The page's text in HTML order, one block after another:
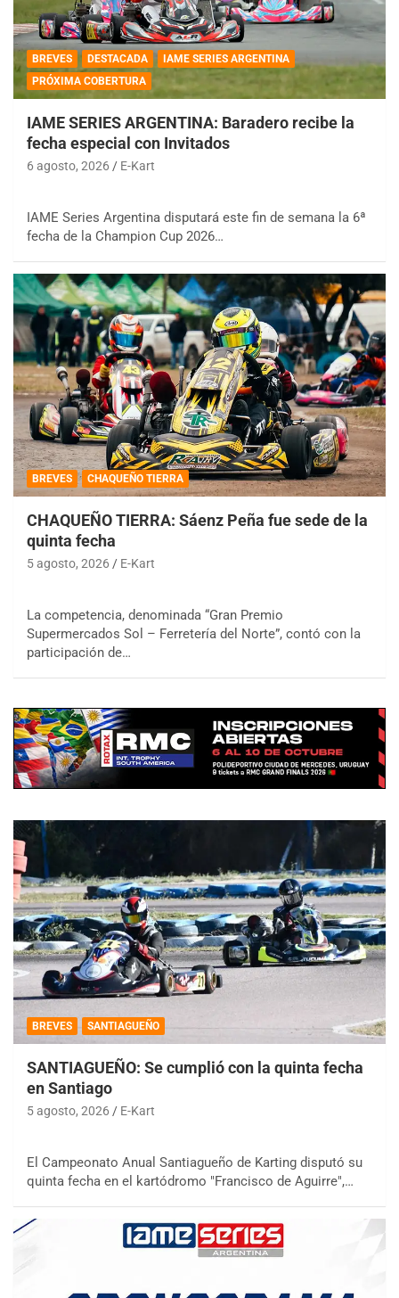
BREVES DESTACADA
IAME SERIES ARGENTINA
PRÓXIMA COBERTURA
IAME SERIES ARGENTINA: Baradero recibe la
fecha especial con Invitados
6 agosto, 2026 E-Kart
IAME Series Argentina disputará este fin de semana la 6ª
fecha de la Champion Cup 2026…
BREVES CHAQUEÑO TIERRA
CHAQUEÑO TIERRA: Sáenz Peña fue sede de la
quinta fecha
5 agosto, 2026 E-Kart
La competencia, denominada “Gran Premio
Supermercados Sol – Ferretería del Norte”, contó con la
participación de…
BREVES SANTIAGUEÑO
SANTIAGUEÑO: Se cumplió con la quinta fecha
en Santiago
5 agosto, 2026 E-Kart
El Campeonato Anual Santiagueño de Karting disputó su
quinta fecha en el kartódromo "Francisco de Aguirre",…